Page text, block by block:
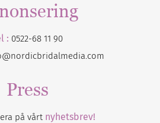
: 0522-68 11 90
Press
på vårt nyhetsbrev!